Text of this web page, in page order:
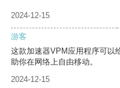
2024-12-15
游客
这款加速器VPM应用程序可以
助你在网络上自由移动。
2024-12-15